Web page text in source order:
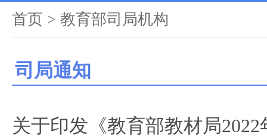
首页 > 教育部司局机构
司局通知
关于印发《教育部教材局